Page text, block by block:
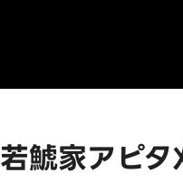
若鯱家アピ